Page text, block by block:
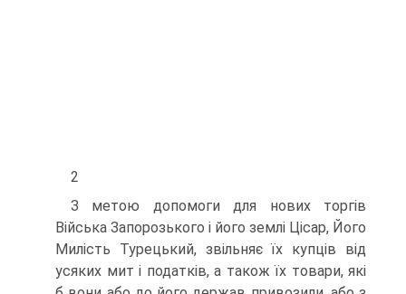
2
З метою допомоги для нових торгів
Війська Запорозького і його землі Цісар, Його
Милість Турецький, звільняє їх купців від
усяких мит і податків, а також їх товари, які